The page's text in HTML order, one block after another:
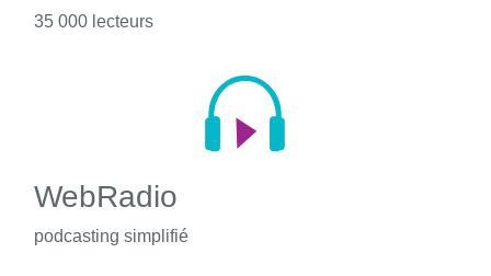
35 000 lecteurs
WebRadio
podcasting simplifié